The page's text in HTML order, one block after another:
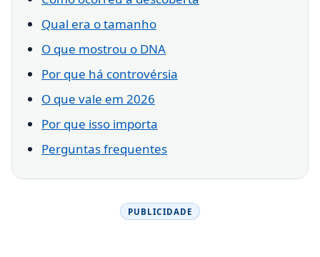
Qual era o tamanho
O que mostrou o DNA
Por que há controvérsia
O que vale em 2026
Por que isso importa
Perguntas frequentes
PUBLICIDADE